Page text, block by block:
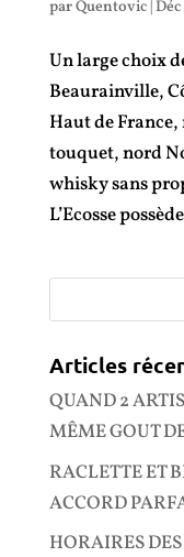
parQuentovic| Déc
Un large choix
Beaurainville,
Haut de
touquet, nord
whisky sans
L’Ecosse
Articles
QUAND 2
MÊME GOUT
RACLETTE ET
ACCORD
HORAIRES